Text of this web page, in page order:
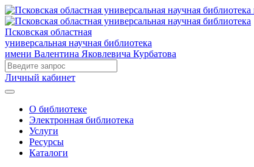
Псковская областная
универсальная научная библиотека
имени Валентина Яковлевича Курбатова
Личный кабинет
О библиотеке
Электронная библиотека
Услуги
Ресурсы
Каталоги